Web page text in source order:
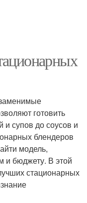
готовить
и супов до соусов и
блендеров
модель,
и бюджету. В этой
стационарных